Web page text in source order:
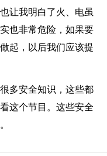
让我明白了火、电虽
也非常危险，如果要
起，以后我们应该提
多安全知识，这些都
这个节目。这些安全